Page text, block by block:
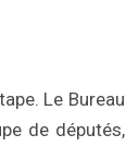
Le Bureau
de députés,